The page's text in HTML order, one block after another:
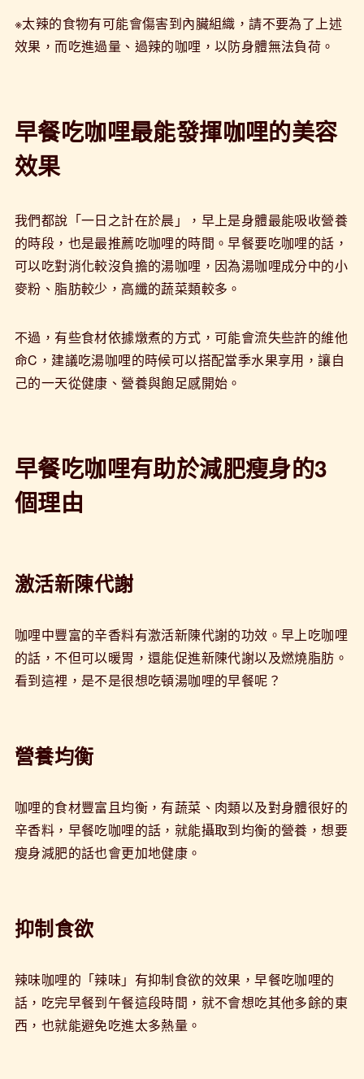
※太辣的食物有可能會傷害到內臟組織，請不要為了上述
效果，而吃進過量、過辣的咖哩，以防身體無法負荷。
早餐吃咖哩最能發揮咖哩的美容
效果
我們都說「一日之計在於晨」，早上是身體最能吸收營養
的時段，也是最推薦吃咖哩的時間。早餐要吃咖哩的話，
可以吃對消化較沒負擔的湯咖哩，因為湯咖哩成分中的小
麥粉、脂肪較少，高纖的蔬菜類較多。
不過，有些食材依據燉煮的方式，可能會流失些許的維他
命C，建議吃湯咖哩的時候可以搭配當季水果享用，讓自
己的一天從健康、營養與飽足感開始。
早餐吃咖哩有助於減肥瘦身的3
個理由
激活新陳代謝
咖哩中豐富的辛香料有激活新陳代謝的功效。早上吃咖哩
的話，不但可以暖胃，還能促進新陳代謝以及燃燒脂肪。
看到這裡，是不是很想吃頓湯咖哩的早餐呢？
營養均衡
咖哩的食材豐富且均衡，有蔬菜、肉類以及對身體很好的
辛香料，早餐吃咖哩的話，就能攝取到均衡的營養，想要
瘦身減肥的話也會更加地健康。
抑制食欲
辣味咖哩的「辣味」有抑制食欲的效果，早餐吃咖哩的
話，吃完早餐到午餐這段時間，就不會想吃其他多餘的東
西，也就能避免吃進太多熱量。